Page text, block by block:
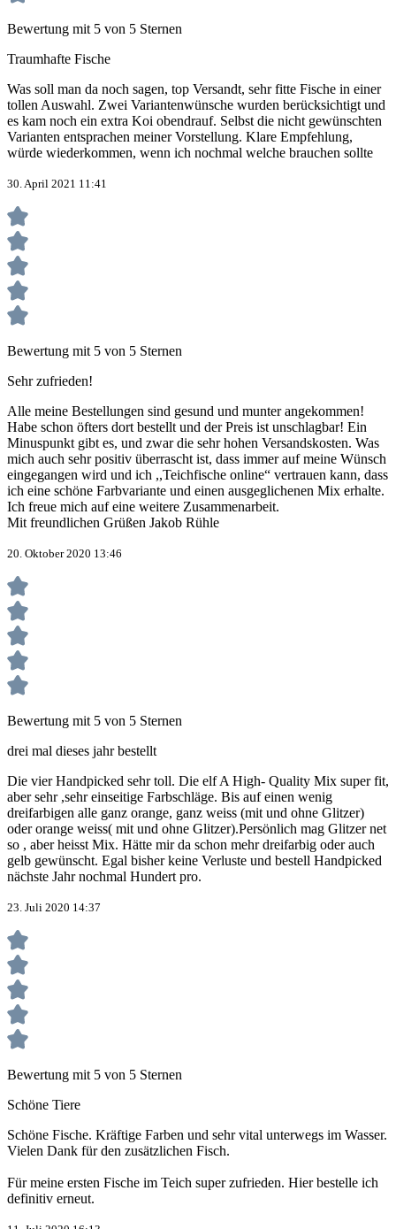
Bewertung mit 5 von 5 Sternen
Traumhafte Fische
Was soll man da noch sagen, top Versandt, sehr fitte Fische in einer
tollen Auswahl. Zwei Variantenwünsche wurden berücksichtigt und
es kam noch ein extra Koi obendrauf. Selbst die nicht gewünschten
Varianten entsprachen meiner Vorstellung. Klare Empfehlung,
würde wiederkommen, wenn ich nochmal welche brauchen sollte
30. April 2021 11:41
Bewertung mit 5 von 5 Sternen
Sehr zufrieden!
Alle meine Bestellungen sind gesund und munter angekommen!
Habe schon öfters dort bestellt und der Preis ist unschlagbar! Ein
Minuspunkt gibt es, und zwar die sehr hohen Versandskosten. Was
mich auch sehr positiv überrascht ist, dass immer auf meine Wünsch
eingegangen wird und ich ,,Teichfische online“ vertrauen kann, dass
ich eine schöne Farbvariante und einen ausgeglichenen Mix erhalte.
Ich freue mich auf eine weitere Zusammenarbeit.
Mit freundlichen Grüßen Jakob Rühle
20. Oktober 2020 13:46
Bewertung mit 5 von 5 Sternen
drei mal dieses jahr bestellt
Die vier Handpicked sehr toll. Die elf A High- Quality Mix super fit,
aber sehr ,sehr einseitige Farbschläge. Bis auf einen wenig
dreifarbigen alle ganz orange, ganz weiss (mit und ohne Glitzer)
oder orange weiss( mit und ohne Glitzer).Persönlich mag Glitzer net
so , aber heisst Mix. Hätte mir da schon mehr dreifarbig oder auch
gelb gewünscht. Egal bisher keine Verluste und bestell Handpicked
nächste Jahr nochmal Hundert pro.
23. Juli 2020 14:37
Bewertung mit 5 von 5 Sternen
Schöne Tiere
Schöne Fische. Kräftige Farben und sehr vital unterwegs im Wasser.
Vielen Dank für den zusätzlichen Fisch.
Für meine ersten Fische im Teich super zufrieden. Hier bestelle ich
definitiv erneut.